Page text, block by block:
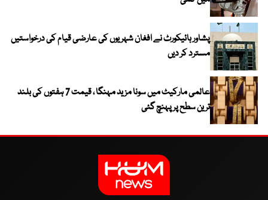
پشاور ہائیکورٹ نے افغان شہریوں کی عارضی قیام کی درخواستیں
مسترد کر دیں
عالمی مارکیٹ میں سونا مزید مہنگا ، قیمت 7 ہفتوں کی بلند
ترین سطح پر پہنچ گئی